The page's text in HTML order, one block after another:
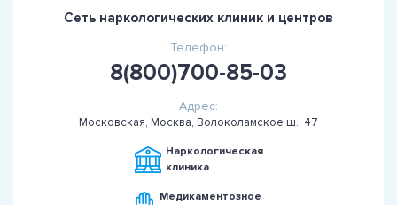
Сеть наркологических клиник и центров
Телефон:
8(800)700-85-03
Адрес:
Московская, Москва, Волоколамское ш., 47
Наркологическая
клиника
Медикаментозное